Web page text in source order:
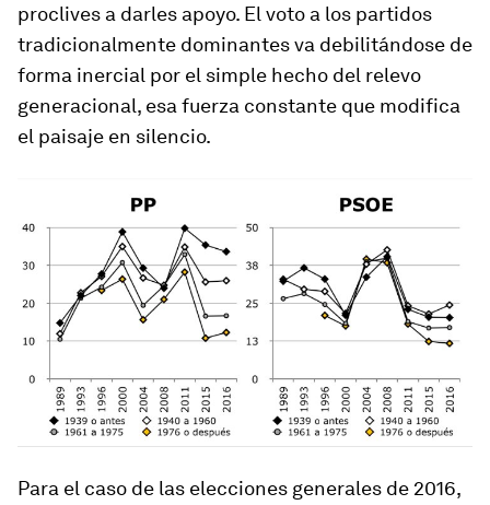
proclives a darles apoyo. El voto a los partidos
tradicionalmente dominantes va debilitándose de
forma inercial por el simple hecho del relevo
generacional, esa fuerza constante que modifica
el paisaje en silencio.
Para el caso de las elecciones generales de 2016,